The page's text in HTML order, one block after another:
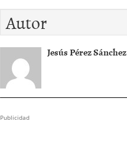
Autor
Jesús Pérez Sánchez
Publicidad